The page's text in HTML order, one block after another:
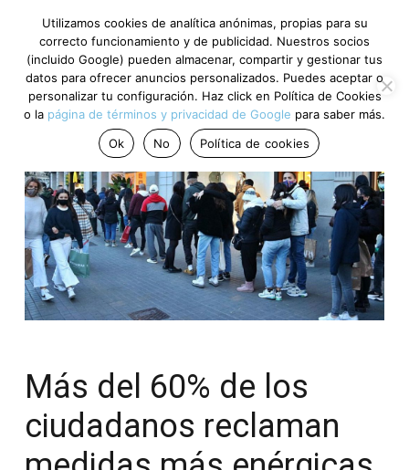
Más del 60% de los
ciudadanos reclaman
Utilizamos cookies de analítica anónimas, propias para su
correcto funcionamiento y de publicidad. Nuestros socios
(incluido Google) pueden almacenar, compartir y gestionar tus
datos para ofrecer anuncios personalizados. Puedes aceptar o
personalizar tu configuración. Haz click en Política de Cookies
o la página de términos y privacidad de Google para saber más.
Ok
No Política de cookies